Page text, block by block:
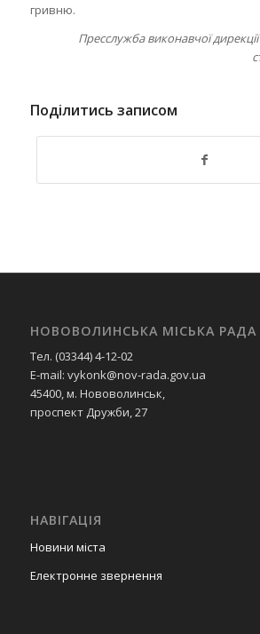
гривню.
Пресслужба виконавчої
Поділитись записом
НОВОВОЛИНСЬКА МІСЬКА РАДА
Тел. (03344) 4-12-02
E-mail: vykonk@nov-rada.gov.ua
45400, м. Нововолинськ,
проспект Дружби, 27
НАВІГАЦІЯ
Новини міста
Електронне звернення